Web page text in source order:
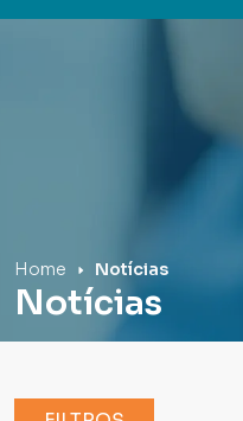
Home Notícias
Notícias